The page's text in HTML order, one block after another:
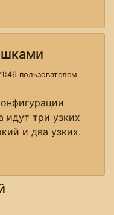
пользователем
идут три узких
и два узких.